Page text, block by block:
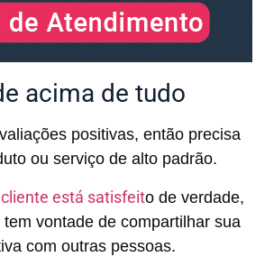
acima de tudo
positivas, então precisa
ou serviço de alto padrão.
cliente está satisfeito de verdade,
vontade de compartilhar sua
com outras pessoas.